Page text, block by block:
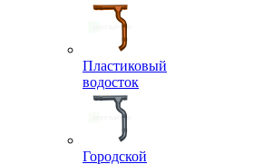
Пластиковый
водосток
Городской